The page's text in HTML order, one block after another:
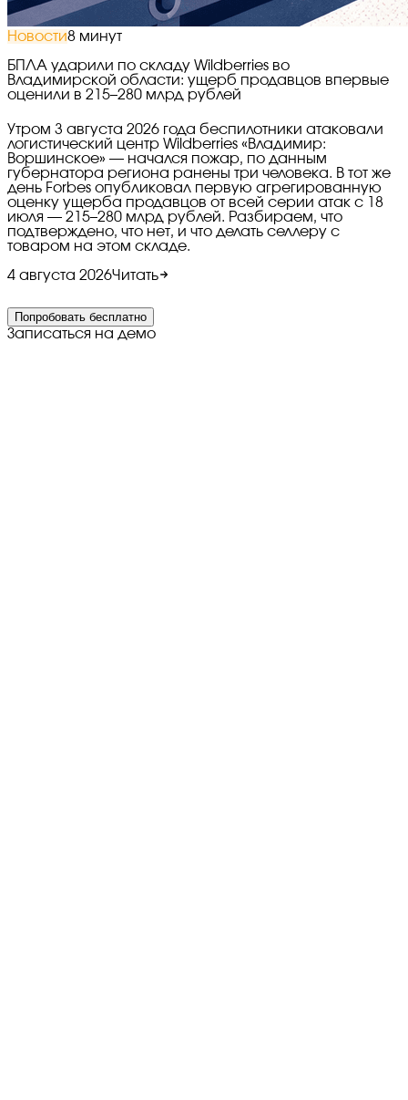
Новости8 минут
БПЛА ударили по складу Wildberries во
Владимирской области: ущерб продавцов впервые
оценили в 215–280 млрд рублей
Утром 3 августа 2026 года беспилотники атаковали
логистический центр Wildberries «Владимир:
Воршинское» — начался пожар, по данным
губернатора региона ранены три человека. В тот же
день Forbes опубликовал первую агрегированную
оценку ущерба продавцов от всей серии атак с 18
июля — 215–280 млрд рублей. Разбираем, что
подтверждено, что нет, и что делать селлеру с
товаром на этом складе.
4 августа 2026Читать
Попробовать бесплатно
Записаться на демо